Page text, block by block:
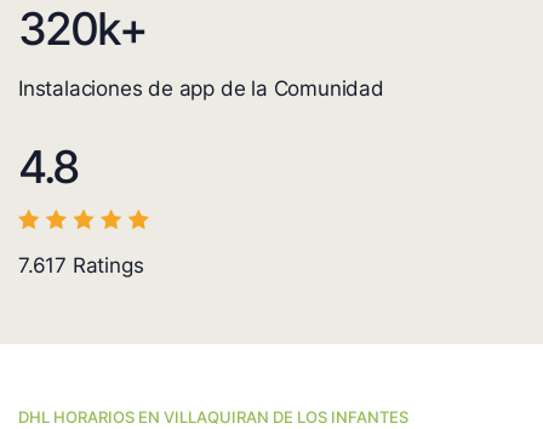
320k+
Instalaciones de app de la Comunidad
4.8
7.617 Ratings
DHL HORARIOS EN VILLAQUIRAN DE LOS INFANTES